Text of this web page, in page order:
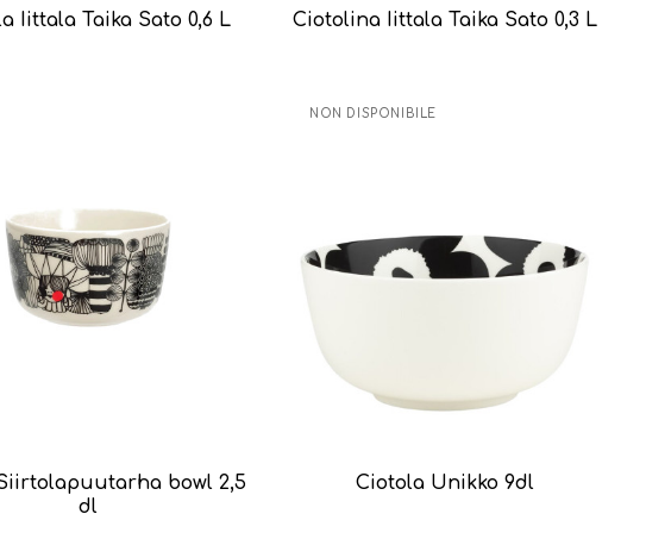
Iittala Taika Sato 0,6 L Ciotolina Iittala Taika Sato 0,3 L
bowl 2,5
dl
NON DISPONIBILE
Ciotola Unikko 9dl